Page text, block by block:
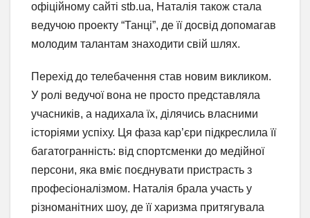
офіційному сайті stb.ua, Наталія також стала
ведучою проекту “Танці”, де її досвід допомагав
молодим талантам знаходити свій шлях.
Перехід до телебачення став новим викликом.
У ролі ведучої вона не просто представляла
учасників, а надихала їх, ділячись власними
історіями успіху. Ця фаза кар’єри підкреслила її
багатогранність: від спортсменки до медійної
персони, яка вміє поєднувати пристрасть з
професіоналізмом. Наталія брала участь у
різноманітних шоу, де її харизма притягувала